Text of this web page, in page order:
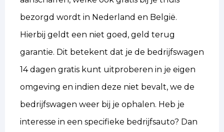
bezorgd wordt in Nederland en België.
Hierbij geldt een niet goed, geld terug
garantie. Dit betekent dat je de bedrijfswagen
14 dagen gratis kunt uitproberen in je eigen
omgeving en indien deze niet bevalt, we de
bedrijfswagen weer bij je ophalen. Heb je
interesse in een specifieke bedrijfsauto? Dan